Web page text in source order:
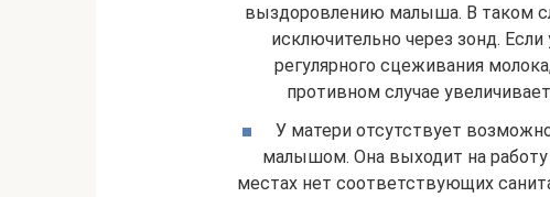
выздоровлению малыша. В таком
исключительно через зонд.
регулярного сцеживания
противном случае
У матери отсутствует
малышом. Она выходит на работу
местах нет соответствующих